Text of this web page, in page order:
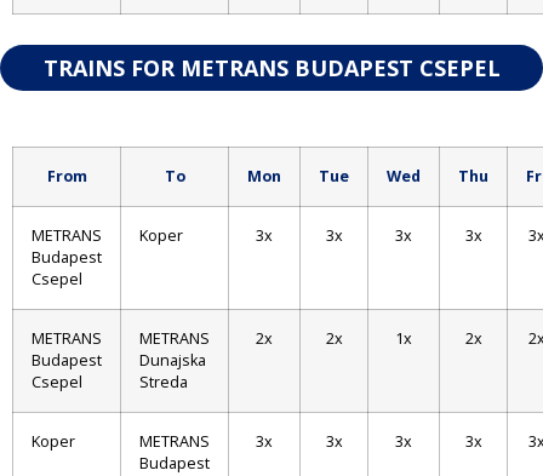
TRAINS FOR METRANS BUDAPEST CSEPEL
From To Mon Tue Wed Thu
METRANS
Budapest
Csepel
Koper 3x 3x 3x 3x
METRANS
Budapest
Csepel
METRANS
Dunajska
Streda
2x 2x 1x 2x
Koper
METRANS
Budapest
3x 3x 3x 3x